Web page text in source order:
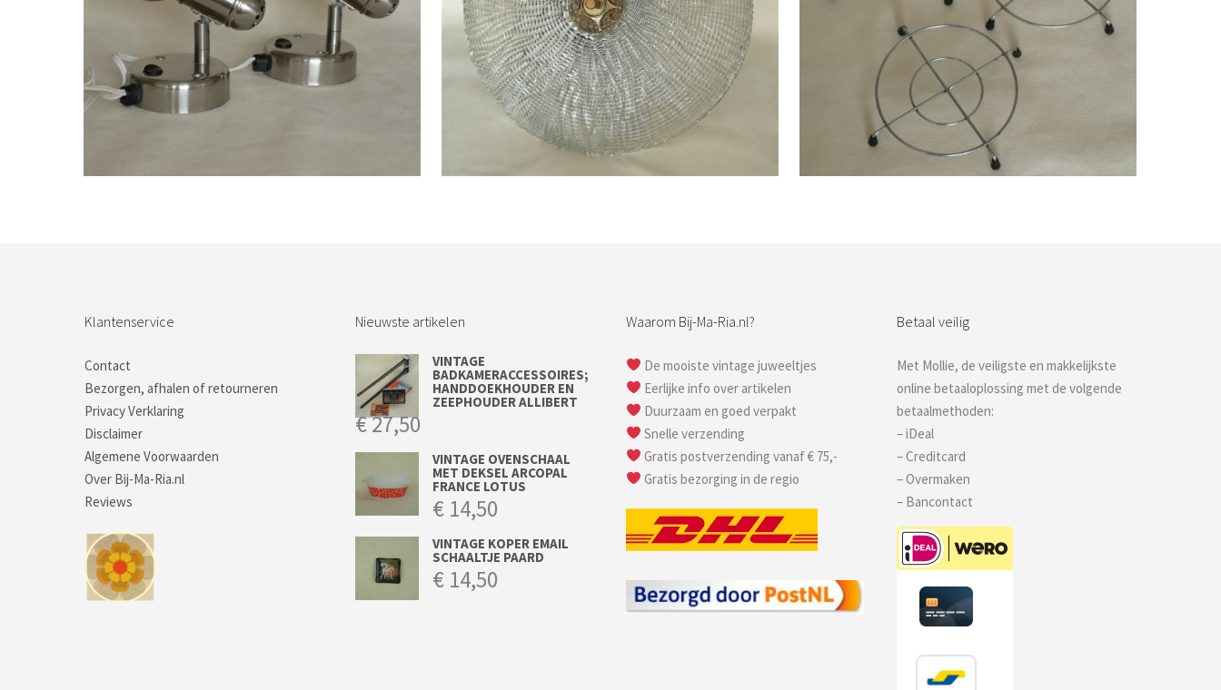
€11,50
Klantenservice
Contact
Bezorgen, afhalen of retourneren
Privacy Verklaring
Disclaimer
Algemene Voorwaarden
Over Bij-Ma-Ria.nl
Reviews
Nieuwste artikelen
VINTAGE
BADKAMERACCESSOIRES;
HANDDOEKHOUDER EN
ZEEPHOUDER ALLIBERT
€27,50
VINTAGE OVENSCHAAL
MET DEKSEL ARCOPAL
FRANCE LOTUS
€ 14,50
VINTAGE KOPER EMAIL
SCHAALTJE PAARD
€ 14,50
Waarom Bij-Ma-Ria.nl?
De mooiste vintage juweeltjes
Eerlijke info over artikelen
Duurzaam en goed verpakt
Snelle verzending
Gratis postverzending vanaf € 75,-
Gratis bezorging in de regio
Betaal veilig
Met Mollie, de veiligste en makkelijkste
online betaaloplossing met de volgende
betaalmethoden:
– iDeal
– Creditcard
– Overmaken
– Bancontact